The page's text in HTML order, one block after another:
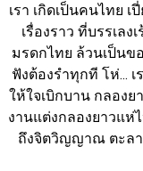
เรา เกิดเป็นคนไทย
เรื่องราว ที่บรรเล
มรดกไทย ล้วนเป็นข
ฟังต้องรำทุกที โห่...
ให้ใจเบิกบาน กลอง
งานแต่งกลองยาวแห่
ถึงจิตวิญญาณ ตะลา